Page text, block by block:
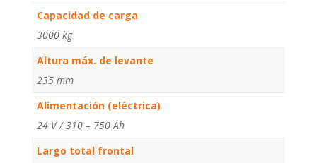
Capacidad de carga
3000 kg
Altura máx. de levante
235 mm
Alimentación (eléctrica)
24 V / 310 – 750 Ah
Largo total frontal